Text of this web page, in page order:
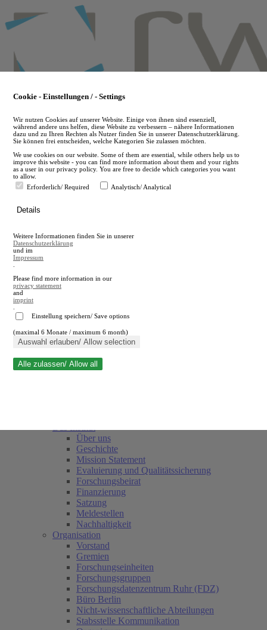
to
main
en
A
A
Suche schließen
Über uns
Geschichte
Mission Statement
Evaluierung und Qualitätssicherung
Forschungsbeirat
Finanzierung
Satzung
Meldestellen
Nachhaltigkeit
Organisation
Vorstand
Gremien
Forschungseinheiten
Forschungsgruppen
Forschungsdatenzentrum Ruhr (FDZ)
Büro Berlin
Nicht-wissenschaftliche Abteilungen
Stabsstelle Kommunikation
Cookie - Einstellungen / - Settings
Wir nutzen Cookies auf unserer Website. Einige von ihnen sind essenziell,
während andere uns helfen, diese Website zu verbessern – nähere Informationen
dazu und zu Ihren Rechten als Nutzer finden Sie in unserer Datenschutzerklärung.
Sie können frei entscheiden, welche Kategorien Sie zulassen möchten.
We use cookies on our website. Some of them are essential, while others help us to
improve this website - you can find more information about them and your rights
as a user in our privacy policy. You are free to decide which categories you want
to allow.
Erforderlich/ Required
Analytisch/ Analytical
Details
Weitere Informationen finden Sie in unserer
Datenschutzerklärung
und im
Impressum
Please find more information in our
privacy statement
and
imprint
Einstellung speichern/ Save options
(maximal 6 Monate / maximum 6 month)
Auswahl erlauben/ Allow selection
Alle zulassen/ Allow all